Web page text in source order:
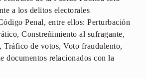
a los delitos electorales
Penal, entre ellos: Perturbación
Constreñimiento al sufragante,
Tráfico de votos, Voto fraudulento,
documentos relacionados con la